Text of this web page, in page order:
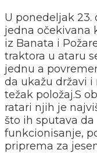
U ponedeljak 23.
jedna očekivana
iz Banata i
traktora u ataru
jednu a
da ukažu državi
težak položaj.S
ratari njih je
što ih sputava
funkcionisanje,
priprema za